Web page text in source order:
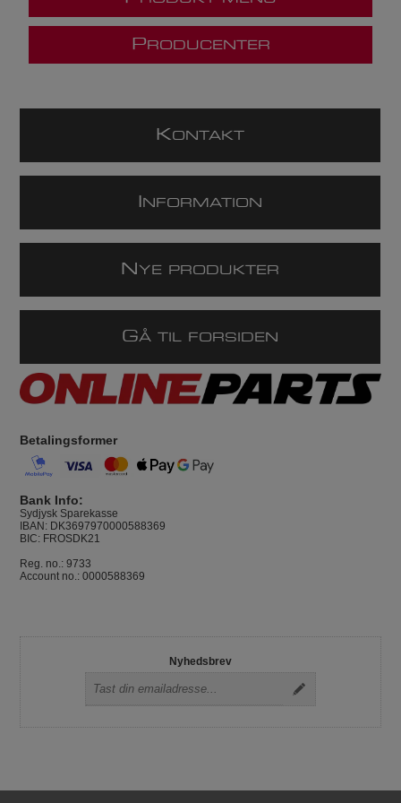
P RODUCENTER
K ONTAKT
NFORMATION
N YE PRODUKTER
GÅ TIL FORSIDEN
Betalingsformer
Bank Info:
Sydjysk Sparekasse
IBAN: DK3697970000588369
BIC: FROSDK21
Reg. no.: 9733
Account no.: 0000588369
Nyhedsbrev